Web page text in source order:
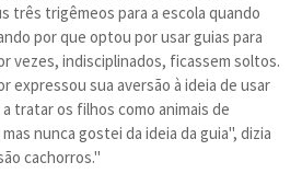
três trigêmeos para a escola quando
por que optou por usar guias para
vezes, indisciplinados, ficassem soltos.
expressou sua aversão à ideia de usar
tratar os filhos como animais de
nunca gostei da ideia da guia", dizia
cachorros."